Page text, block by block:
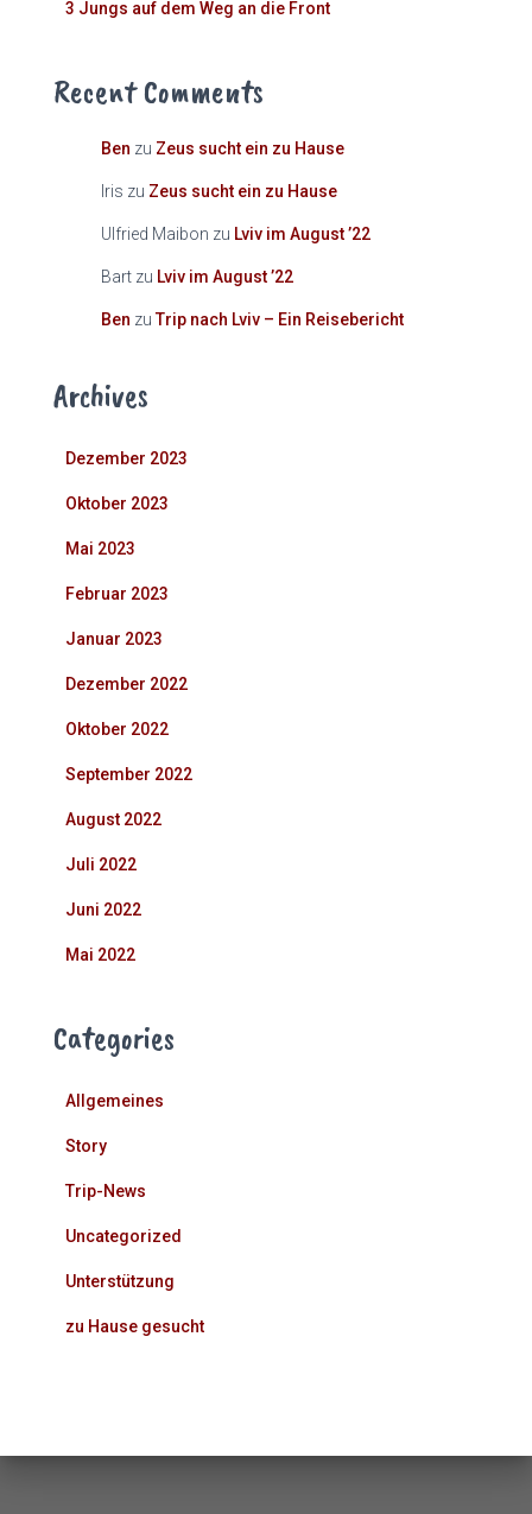
3 Jungs auf dem Weg an die Front
Recent Comments
Ben zu Zeus sucht ein zu Hause
Iris zu Zeus sucht ein zu Hause
Ulfried Maibon zu Lviv im August ’22
Bart zu Lviv im August ’22
Ben zuTrip nach Lviv – Ein Reisebericht
Archives
Dezember 2023
Oktober 2023
Mai 2023
Februar 2023
Januar 2023
Dezember 2022
Oktober 2022
September 2022
August 2022
Juli 2022
Juni 2022
Mai 2022
Categories
Allgemeines
Story
Trip-News
Uncategorized
Unterstützung
zu Hause gesucht